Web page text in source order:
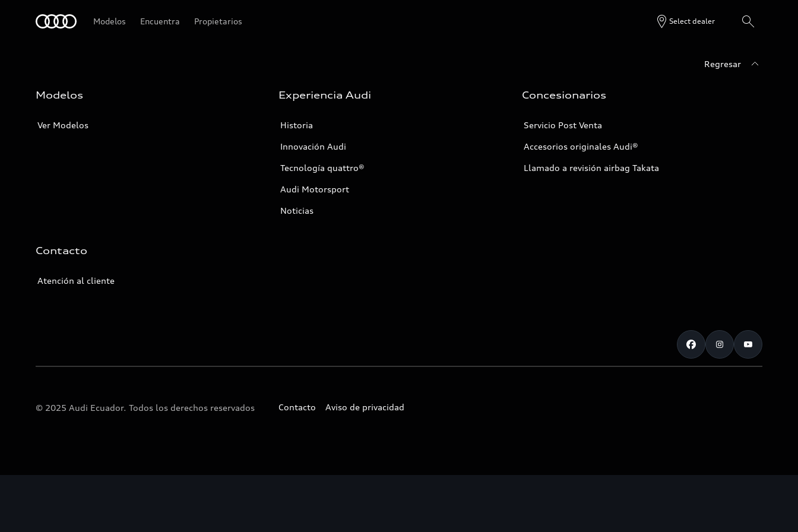
Modelos Encuentra Propietarios Select dealer
Regresar
Modelos
Ver Modelos
Experiencia Audi
Historia
Innovación Audi
Tecnología quattro®
Audi Motorsport
Noticias
Concesionarios
Servicio Post Venta
Accesorios originales Audi®
Llamado a revisión airbag Takata
Contacto
Atención al cliente
© 2025 Audi Ecuador. Todos los derechos reservados Contacto Aviso de privacidad